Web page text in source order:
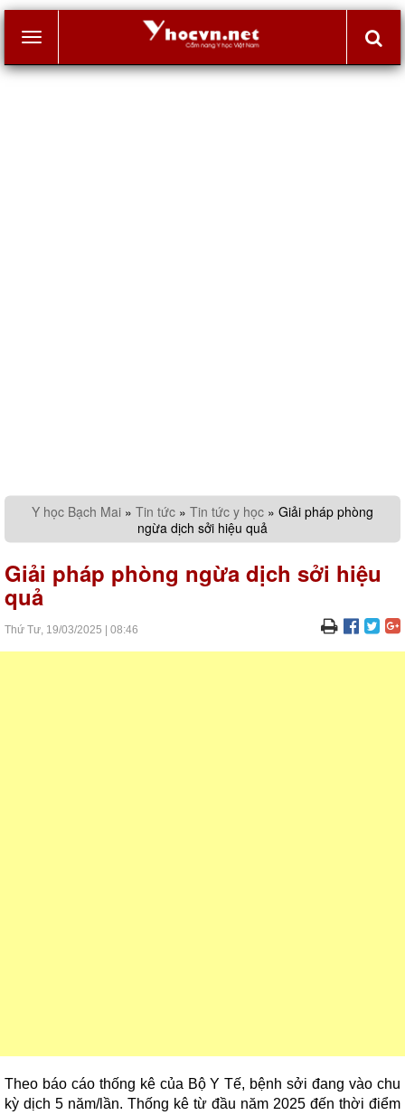
Y học Bạch Mai » Tin tức » Tin tức y học » Giải pháp phòng
ngừa dịch sởi hiệu quả
Giải pháp phòng ngừa dịch sởi hiệu
quả
Thứ Tư, 19/03/2025 08:46
Theo báo cáo thống kê của Bộ Y Tế, bệnh sởi đang vào chu
kỳ dịch 5 năm/lần. Thống kê từ đầu năm 2025 đến thời điểm